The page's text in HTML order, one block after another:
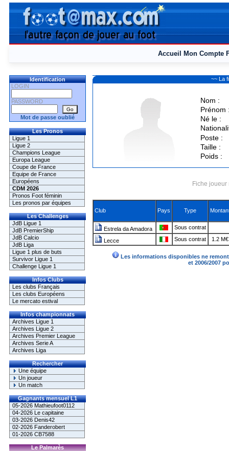
Accueil Mon Compte
Identification
LOGIN
PASSWORD
Mot de passe oublié
Les Pronos
Ligue 1
Ligue 2
Champions League
Europa League
Coupe de France
Equipe de France
Européens
CDM 2026
Pronos Foot féminin
Les pronos par équipes
Les Challenges
JdB Ligue 1
JdB PremierShip
JdB Calcio
JdB Liga
Ligue 1 plus de buts
Survivor Ligue 1
Challenge Ligue 1
Infos Clubs
Les clubs Français
Les clubs Européens
Le mercato estival
Infos championnats
Archives Ligue 1
Archives Ligue 2
Archives Premier League
Archives Serie A
Archives Liga
Rechercher
Une équipe
Un joueur
Un match
Gagnants mensuel L1
05-2026 Mathieufoot0112
04-2026 Le capitaine
03-2026 Denis42
02-2026 Fanderobert
01-2026 CB7588
Le Palmarès
~~ La
Nom :
Prénom
Né le :
Poste :
Taille :
Poids :
Fiche
Club Pays Type
Estrela da Amadora Sous contrat
Lecce Sous contrat 1.2 M€
Les informations disponibles ne
et 2006/2007